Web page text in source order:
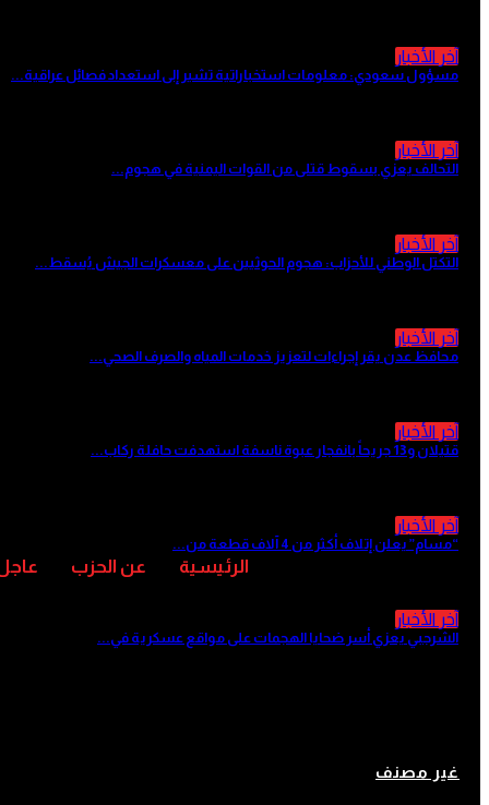
الرئيسية عن الحزب
آخر الأخبار
مسؤول سعودي: معلومات استخباراتية تشير إلى استعداد فصائل عراقية...
آخر الأخبار
التحالف يعزي بسقوط قتلى من القوات اليمنية في هجوم...
آخر الأخبار
التكتل الوطني للأحزاب: هجوم الحوثيين على معسكرات الجيش يُسقط...
آخر الأخبار
محافظ عدن يقر إجراءات لتعزيز خدمات المياه والصرف الصحي...
آخر الأخبار
قتيلان و13 جريحاً بانفجار عبوة ناسفة استهدفت حافلة ركاب...
آخر الأخبار
“مسام” يعلن إتلاف أكثر من 4 آلاف قطعة من...
آخر الأخبار
الشرجبي يعزي أسر ضحايا الهجمات على مواقع عسكرية في...
غير مصنف